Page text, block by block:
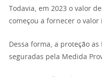
Todavia, em 2023 o valor
começou a fornecer o
Dessa forma, a proteção
seguradas pela Medida